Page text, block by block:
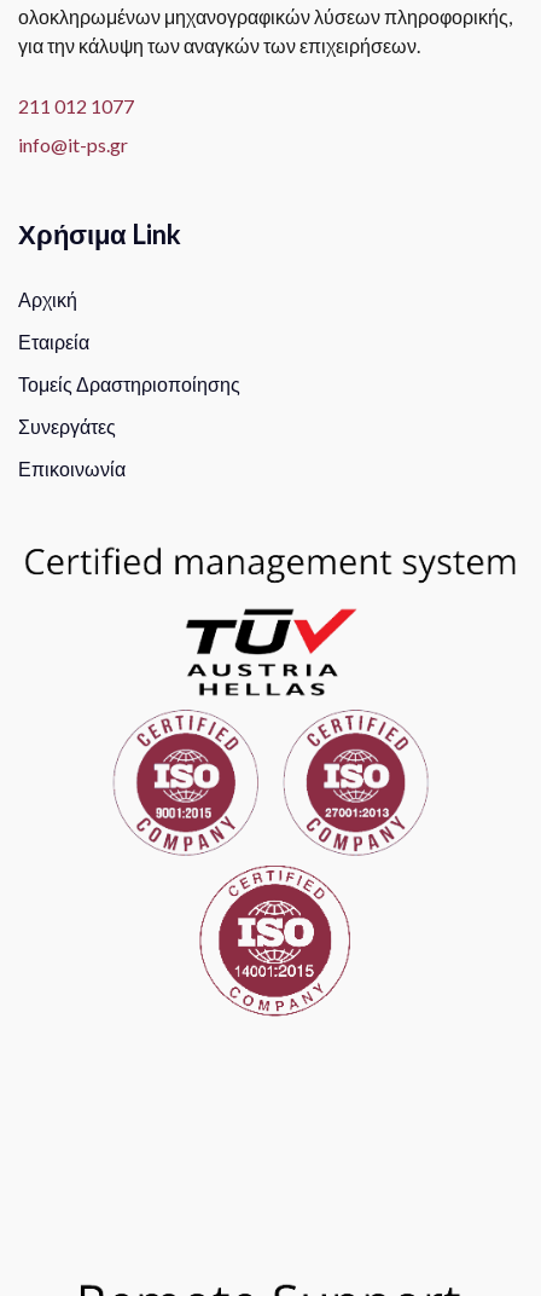
ολοκληρωμένων μηχανογραφικών λύσεων πληροφορικής,
για την κάλυψη των αναγκών των επιχειρήσεων.
211 012 1077
info@it-ps.gr
Χρήσιμα Link
Αρχική
Εταιρεία
Τομείς Δραστηριοποίησης
Συνεργάτες
Επικοινωνία